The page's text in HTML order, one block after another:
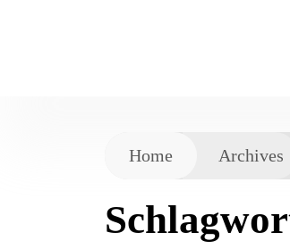
Home Archives